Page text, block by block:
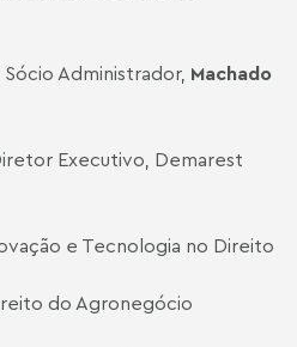
Sócio Administrador, Machado
Executivo, Demarest
e Tecnologia no Direito
do Agronegócio